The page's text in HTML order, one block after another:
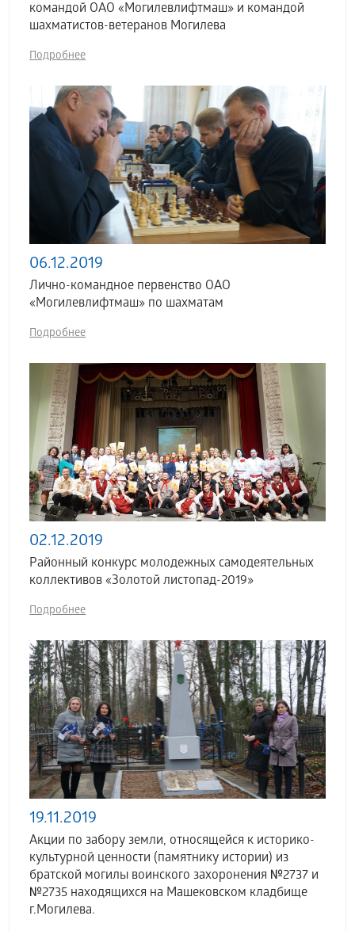
командой ОАО «Могилевлифтмаш» и командой
шахматистов-ветеранов Могилева
Подробнее
06.12.2019
Лично-командное первенство ОАО
«Могилевлифтмаш» по шахматам
Подробнее
02.12.2019
Районный конкурс молодежных самодеятельных
коллективов «Золотой листопад-2019»
Подробнее
19.11.2019
Акции по забору земли, относящейся к историко-
культурной ценности (памятнику истории) из
братской могилы воинского захоронения №2737 и
№2735 находящихся на Машековском кладбище
г.Могилева.